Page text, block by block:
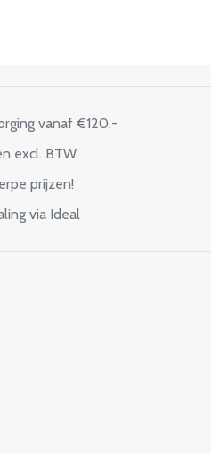
vanaf €120,-
excl. BTW
prijzen!
via Ideal